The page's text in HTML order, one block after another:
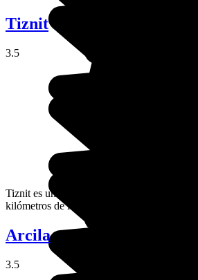
Tiznit
3.5
Tiznit es una pequeña ciudad del sur de
kilómetros de la costa atlántica.
Arcila
3.5